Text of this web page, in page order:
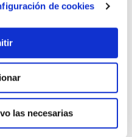
de cookies
las necesarias